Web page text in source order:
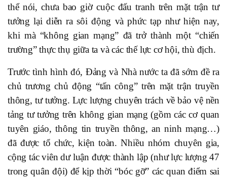
thể nói, chưa bao giờ cuộc đấu tranh trên mặt trận tư
tưởng lại diễn ra sôi động và phức tạp như hiện nay,
khi mà “không gian mạng” đã trở thành một “chiến
trường” thực thụ giữa ta và các thế lực cơ hội, thù địch.
Trước tình hình đó, Đảng và Nhà nước ta đã sớm đề ra
chủ trương chủ động “tấn công” trên mặt trận truyền
thông, tư tưởng. Lực lượng chuyên trách về bảo vệ nền
tảng tư tưởng trên không gian mạng (gồm các cơ quan
tuyên giáo, thông tin truyền thông, an ninh mạng…)
đã được tổ chức, kiện toàn. Nhiều nhóm chuyên gia,
cộng tác viên dư luận được thành lập (như lực lượng 47
trong quân đội) để kịp thời “bóc gỡ” các quan điểm sai